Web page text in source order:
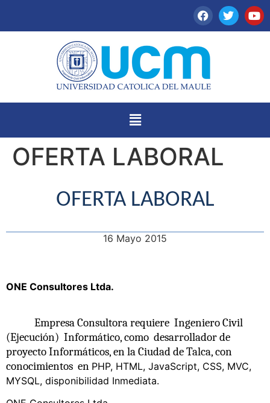
OFERTA LABORAL
OFERTA LABORAL
16 Mayo 2015
ONE Consultores Ltda.
Empresa Consultora requiere Ingeniero Civil
(Ejecución) Informático, como desarrollador de
proyecto Informáticos, en la Ciudad de Talca, con
conocimientos en PHP, HTML, JavaScript, CSS, MVC,
MYSQL, disponibilidad Inmediata.